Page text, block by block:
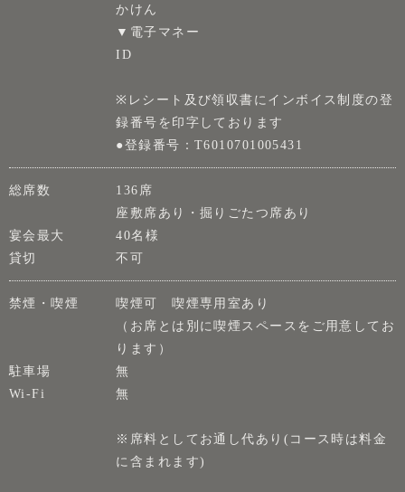
かけん
▼電子マネー
ID
※レシート及び領収書にインボイス制度の登
録番号を印字しております
●登録番号：T6010701005431
総席数
136席
座敷席あり・掘りごたつ席あり
宴会最大
40名様
貸切
不可
禁煙・喫煙
喫煙可 喫煙専用室あり
（お席とは別に喫煙スペースをご用意してお
ります）
駐車場
無
Wi-Fi
無
※席料としてお通し代あり(コース時は料金
に含まれます)